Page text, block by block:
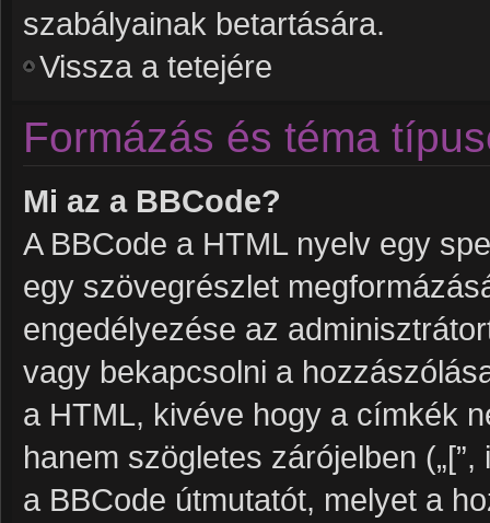
szabályainak betartására.
Vissza a tetejére
Formázás és téma
Mi az a BBCode?
A BBCode a HTML nyelv egy
egy szövegrészlet
engedélyezése az
vagy bekapcsolni a
a HTML, kivéve hogy a címkék
hanem szögletes zárójelben
a BBCode útmutatót, melyet a